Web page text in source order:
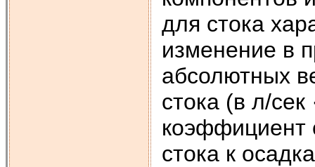
для стока
изменение в
абсолютных
стока (в л/
коэффициент
стока к